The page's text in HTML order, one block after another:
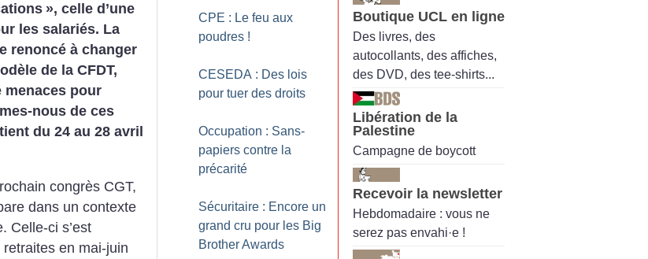
», celle d’une
les salariés. La
renoncé à changer
de la CFDT,
menaces pour
nous de ces
du 24 au 28 avril
congrès CGT,
dans un contexte
Celle-ci s’est
en mai-juin
CPE : Le feu aux
poudres !
CESEDA : Des lois
pour tuer des droits
Occupation : Sans-
papiers contre la
précarité
Sécuritaire : Encore un
grand cru pour les Big
Brother Awards
Boutique UCL en ligne
Des livres, des
autocollants, des affiches,
des DVD, des tee-shirts...
Libération de la
Palestine
Campagne de boycott
Recevoir la newsletter
Hebdomadaire : vous ne
serez pas envahi·e !